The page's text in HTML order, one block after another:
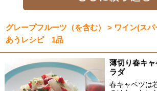
グレープフルーツ（を含む） > ワイン(ス
あうレシピ 1品
薄切り春キ
ラダ
春キャベツは